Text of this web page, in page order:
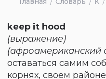
keep it hood
(выражение)
(афроамериканский
оставаться самим
корнях, своём